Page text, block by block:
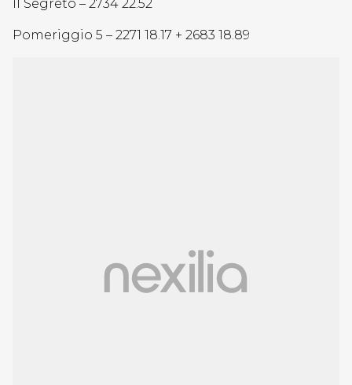
Il Segreto – 2734 22.52
Pomeriggio 5 – 2271 18.17 + 2683 18.89